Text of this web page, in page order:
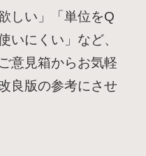
しい」「単位をQ
いにくい」など、
意見箱からお気軽
良版の参考にさせ